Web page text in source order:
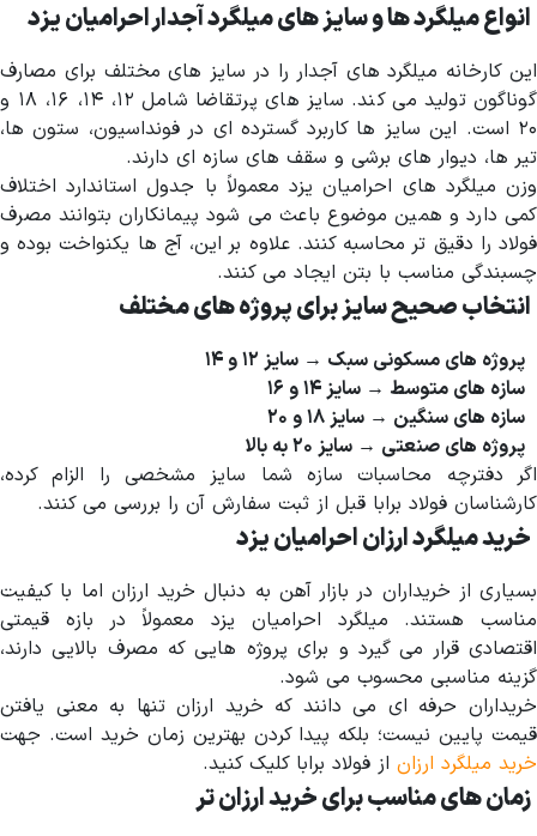
انواع میلگرد ها و سایز های میلگرد آجدار احرامیان یزد
این کارخانه میلگرد های آجدار را در سایز های مختلف برای مصارف
گوناگون تولید می کند. سایز های پرتقاضا شامل ۱۲، ۱۴، ۱۶، ۱۸ و
۲۰ است. این سایز ها کاربرد گسترده ای در فونداسیون، ستون ها،
تیر ها، دیوار های برشی و سقف های سازه ای دارند.
وزن میلگرد های احرامیان یزد معمولاً با جدول استاندارد اختلاف
کمی دارد و همین موضوع باعث می شود پیمانکاران بتوانند مصرف
فولاد را دقیق تر محاسبه کنند. علاوه بر این، آج ها یکنواخت بوده و
چسبندگی مناسب با بتن ایجاد می کنند.
انتخاب صحیح سایز برای پروژه های مختلف
پروژه های مسکونی سبک → سایز ۱۲ و ۱۴
سازه های متوسط → سایز ۱۴ و ۱۶
سازه های سنگین → سایز ۱۸ و ۲۰
پروژه های صنعتی → سایز ۲۰ به بالا
اگر دفترچه محاسبات سازه شما سایز مشخصی را الزام کرده،
کارشناسان فولاد برابا قبل از ثبت سفارش آن را بررسی می کنند.
خرید میلگرد ارزان احرامیان یزد
بسیاری از خریداران در بازار آهن به دنبال خرید ارزان اما با کیفیت
مناسب هستند. میلگرد احرامیان یزد معمولاً در بازه قیمتی
اقتصادی قرار می گیرد و برای پروژه هایی که مصرف بالایی دارند،
گزینه مناسبی محسوب می شود.
خریداران حرفه ای می دانند که خرید ارزان تنها به معنی یافتن
قیمت پایین نیست؛ بلکه پیدا کردن بهترین زمان خرید است. جهت
خرید میلگرد ارزان از فولاد برابا کلیک کنید.
زمان های مناسب برای خرید ارزان تر